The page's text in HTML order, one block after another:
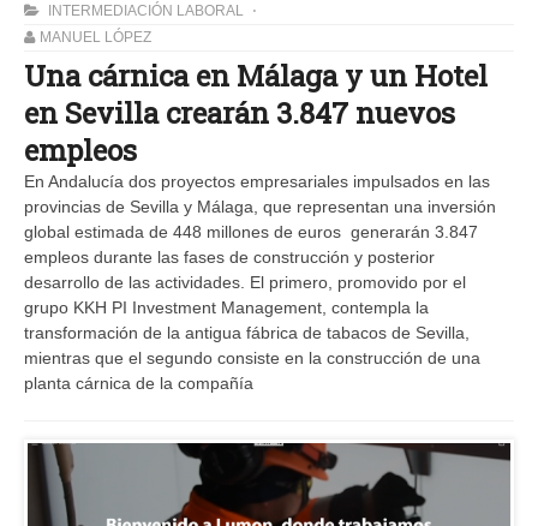
INTERMEDIACIÓN LABORAL
MANUEL LÓPEZ
Una cárnica en Málaga y un Hotel
en Sevilla crearán 3.847 nuevos
empleos
En Andalucía dos proyectos empresariales impulsados en las
provincias de Sevilla y Málaga, que representan una inversión
global estimada de 448 millones de euros generarán 3.847
empleos durante las fases de construcción y posterior
desarrollo de las actividades. El primero, promovido por el
grupo KKH PI Investment Management, contempla la
transformación de la antigua fábrica de tabacos de Sevilla,
mientras que el segundo consiste en la construcción de una
planta cárnica de la compañía